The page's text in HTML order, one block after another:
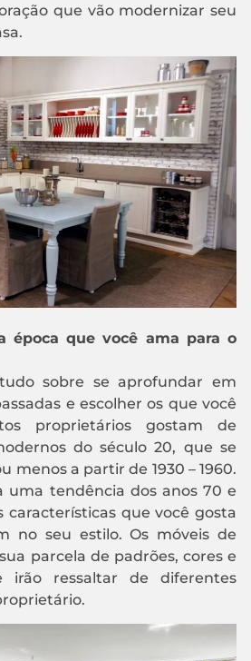
que vão modernizar seu
época que você ama para o
sobre se aprofundar em
e escolher os que você
proprietários gostam de
do século 20, que se
menos a partir de 1930 – 1960.
uma tendência dos anos 70 e
características que você gosta
no seu estilo. Os móveis de
parcela de padrões, cores e
irão ressaltar de diferentes